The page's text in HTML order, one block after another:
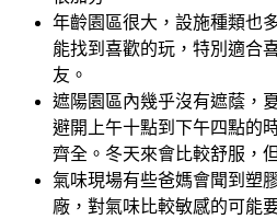
年齡園區很大，設施種類也
能找到喜歡的玩，特別適合
友。
遮陽園區內幾乎沒有遮蔭，
避開上午十點到下午四點的
齊全。冬天來會比較舒服，
氣味現場有些爸媽會聞到塑
廠，對氣味比較敏感的可能